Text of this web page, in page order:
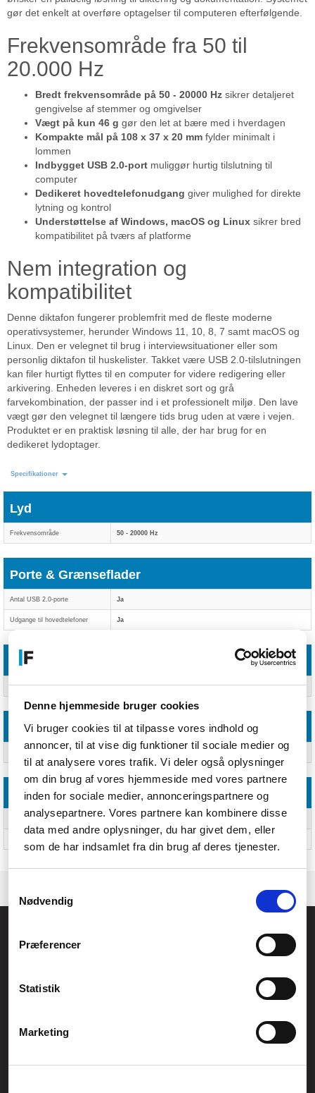
Denne hjemmeside bruger cookies
Vi bruger cookies til at tilpasse vores indhold og
annoncer, til at vise dig funktioner til sociale medier og
til at analysere vores trafik. Vi deler også oplysninger
om din brug af vores hjemmeside med vores partnere
inden for sociale medier, annonceringspartnere og
analysepartnere. Vores partnere kan kombinere disse
data med andre oplysninger, du har givet dem, eller
som de har indsamlet fra din brug af deres tjenester.
Nødvendig
Præferencer
Statistik
Marketing
gør det enkelt at overføre optagelser til computeren efterfølgende.
Frekvensområde fra 50 til
20.000 Hz
Bredt frekvensområde på 50 - 20000 Hz sikrer detaljeret
gengivelse af stemmer og omgivelser
Vægt på kun 46 g gør den let at bære med i hverdagen
Kompakte mål på 108 x 37 x 20 mm fylder minimalt i
lommen
Indbygget USB 2.0-port muliggør hurtig tilslutning til
computer
Dedikeret hovedtelefonudgang giver mulighed for direkte
lytning og kontrol
Understøttelse af Windows, macOS og Linux sikrer bred
kompatibilitet på tværs af platforme
Nem integration og
kompatibilitet
Denne diktafon fungerer problemfrit med de fleste moderne
operativsystemer, herunder Windows 11, 10, 8, 7 samt macOS og
Linux. Den er velegnet til brug i interviewsituationer eller som
personlig diktafon til huskelister. Takket være USB 2.0-tilslutningen
kan filer hurtigt flyttes til en computer for videre redigering eller
arkivering. Enheden leveres i en diskret sort og grå
farvekombination, der passer ind i et professionelt miljø. Den lave
vægt gør den velegnet til længere tids brug uden at være i vejen.
Produktet er en praktisk løsning til alle, der har brug for en
dedikeret lydoptager.
Specifikationer
Lyd
Frekvensområde 50 - 20000 Hz
Porte & Grænseflader
Antal USB 2.0-porte Ja
Udgange til hovedtelefoner Ja
Farve
Produktfarve Sort, Grå
Systemkrav
Kompatible operativsystemer Windows 11/10/8/7, macOS, Linux
Vægt & størrelser
Dimensioner (BxDxH) 108 x 37 x 20 mm
CVR.: 26208637
Generelle henvendelser:
Service- og reklamationsafdelingen: